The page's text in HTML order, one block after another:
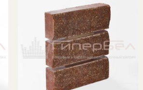
оборудованием и
формирует и широкий
сбыта. Поэтому в России